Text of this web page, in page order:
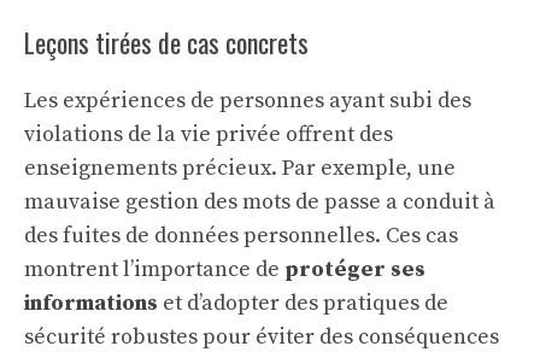
Leçons tirées de cas concrets
Les expériences de personnes ayant subi des
violations de la vie privée offrent des
enseignements précieux. Par exemple, une
mauvaise gestion des mots de passe a conduit à
des fuites de données personnelles. Ces cas
montrent l’importance de protéger ses
informations et d’adopter des pratiques de
sécurité robustes pour éviter des conséquences